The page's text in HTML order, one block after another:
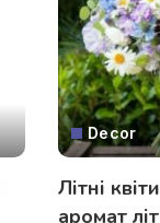
Decor
Літні
аромат